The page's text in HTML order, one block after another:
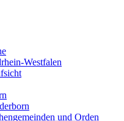
Westfalen
und Orden